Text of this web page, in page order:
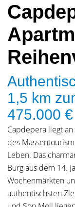
1,5 km
475.000 €
Capdepera liegt
des
Leben. Das
Burg aus dem 14.
Wochenmärkten
authentischsten